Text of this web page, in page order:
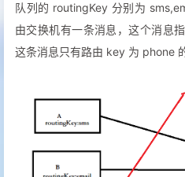
队列的 routingKey 分别为
由交换机有一条消息，这个消息
这条消息只有路由 key 为 phone